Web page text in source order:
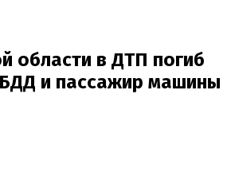
области в ДТП погиб
и пассажир машины